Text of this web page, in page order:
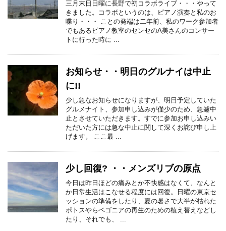
三月末日日曜に長野で初コラボライブ・・・やって
きました。コラボというのは、ピアノ演奏と私のお
喋り・・・ ことの発端は二年前、私のワーク参加者
でもあるピアノ教室のセンセのA美さんのコンサー
トに行った時に ...
お知らせ・・明日のグルナイは中止
に!!
少し急なお知らせになりますが、明日予定していた
グルメナイト、参加申し込みが僅少のため、急遽中
止とさせていただきます。すでに参加お申し込みい
ただいた方には急な中止に関して深くお詫び申し上
げます。 ここ最 ...
少し回復? ・・メンズリブの原点
今日は昨日ほどの痛みとか不快感はなくて、なんと
か日常生活はこなせる程度には回復。日曜の東京セ
ッションの準備をしたり、夏の暑さで大半が枯れた
ポトスやらベゴニアの再生のための植え替えなどし
たり、それでも、 ...